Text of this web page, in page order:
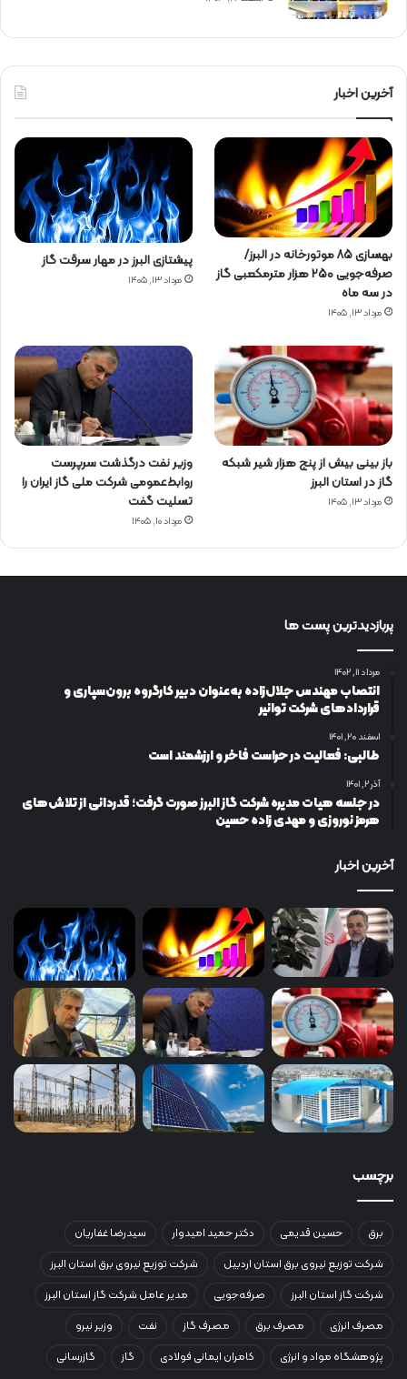
آخرین اخبار
بهسازی ۸۵ موتورخانه در البرز/
صرفه‌جویی ۲۵۰ هزار مترمکعبی گاز
در سه ماه
مرداد ۱۳, ۱۴۰۵
پیشتازی البرز در مهار سرقت گاز
مرداد ۱۳, ۱۴۰۵
باز بینی بیش از پنج هزار شیر شبکه
گاز در استان البرز
مرداد ۱۳, ۱۴۰۵
وزیر نفت درگذشت سرپرست
روابط‌عمومی شرکت ملی گاز ایران را
تسلیت گفت
مرداد ۱۰, ۱۴۰۵
پربازدیدترین پست ها
مرداد ۱۱, ۱۴۰۲
انتصاب مهندس جلال‌زاده به‌عنوان دبیر كارگروه برون‌سپاری و
قراردادهای شركت توانیر
اسفند ۲۰, ۱۴۰۱
طالبی: فعالیت در حراست فاخر و ارزشمند است
آذر ۲, ۱۴۰۱
در جلسه هیات مدیره شرکت گاز البرز صورت گرفت؛ قدردانی از تلاش‌های
هرمز نوروزی و مهدی زاده حسین
آخرین اخبار
برچسب
برق حسین قدیمی دکتر حمید امیدوار
سیدرضا غفاریان
شرکت توزیع نیروی برق استان اردبیل
شرکت توزیع نیروی برق استان البرز
شرکت گاز استان البرز
صرفه‌جویی
مدیر عامل شرکت گاز استان البرز
مصرف انرژی
مصرف برق مصرف گاز نفت
وزیر نیرو
پژوهشگاه مواد و انرژی
کامران ایمانی فولادی گاز گازرسانی